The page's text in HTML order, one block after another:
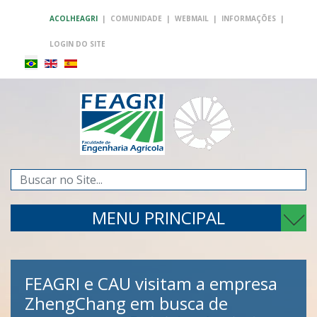
ACOLHEAGRI | COMUNIDADE | WEBMAIL | INFORMAÇÕES |
LOGIN DO SITE
Pesquisar...
MENU PRINCIPAL
FEAGRI e CAU visitam a empresa
ZhengChang em busca de